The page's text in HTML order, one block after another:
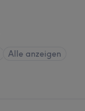
Alle anzeigen